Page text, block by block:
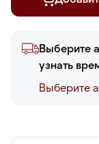
Выберите
узнать
Выберите